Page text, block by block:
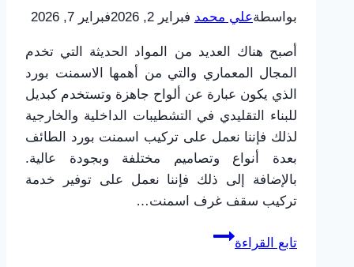
بواسطةعلي محمد فبراير 2, 2026 فبراير 7, 2026
أصبح هناك العديد من المواد الحديثة التي تخدم
المجال المعماري والتي من أهمها الاسمنت بورد
الذي يكون عبارة عن ألواح جاهزة وتستخدم كبديل
للبناء التقليدي في التشطيبات الداخلية والخارجية
لذلك فإننا نعمل على تركيب اسمنت بورد الطائف
بعدة أنواع وتصاميم مختلفة وبجودة عالية.
بالإضافة إلى ذلك فإننا نعمل على توفير خدمة
تركيب سقف غرف اسمنت…
تابع القراءة
تركيب